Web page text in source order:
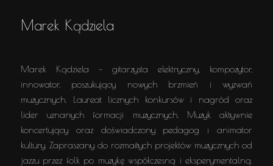
Marek Kądziela
Marek Kądziela – gitarzysta elektryczny, kompozytor,
innowator, poszukujący nowych brzmień i wyzwań
muzycznych. Laureat licznych konkursów i nagród oraz
lider uznanych formacji muzycznych. Muzyk aktywnie
koncertujący oraz doświadczony pedagog i animator
kultury. Zapraszany do rozmaitych projektów muzycznych od
jazzu przez folk po muzykę współczesną i eksperymentalną.